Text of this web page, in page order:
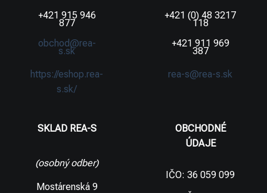
+421 915 946
877
obchod@rea-
s.sk
https://eshop.rea-
s.sk/
+421 (0) 48 3217
118
+421 911 969
387
rea-s@rea-s.sk
SKLAD REA-S
(osobný odber)
Mostárenská 9
OBCHODNÉ
ÚDAJE
IČO: 36 059 099